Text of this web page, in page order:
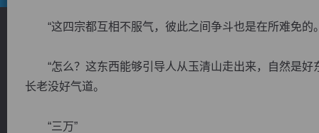
“这四宗都互相不服气，彼此之间争斗也是在所难免的
“怎么？这东西能够引导人从玉清山走出来，自然是好
长老没好气道。
“三万”